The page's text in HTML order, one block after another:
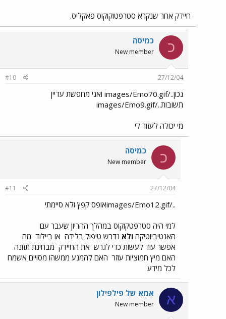
חיידק אחר שנקרא סטרפטוקוקוס פאקליס.
כ כמיסה
New member
27/12/04
#10
נכון../images/Emo70.gif ואני מחפשת עדיין
תשובות../images/Emo9.gif
מי יכולה לעזור לי
כ כמיסה
New member
27/12/04
#11
../images/Emo12.gifאופס קפץ ולא סיימתי
למי היה סטרפטקוקוס במהלך ההריון שעבר עם
האנטיביוטיקה ולא נדרש טיפול בלידה או ביילוד מה
אפשר עוד לעשות כדי לגרש את החיידק מבחינת תזונה
האם מיץ חמוציות עוזר האם להמנע ממשהו מסויים אשמח
לכל מידע
א אמא של פילפילון
New member